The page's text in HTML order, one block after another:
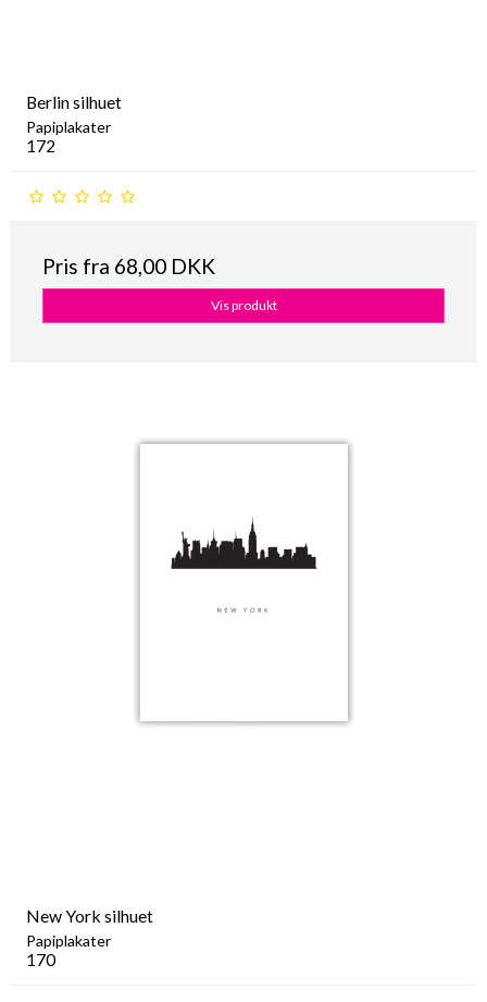
Berlin silhuet
Papiplakater
172
Pris fra 68,00 DKK
Vis produkt
New York silhuet
Papiplakater
170